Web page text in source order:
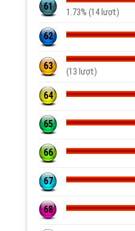
61
1.73% (14 lượt)
62
63
(13 lượt)
64
65
66
67
68